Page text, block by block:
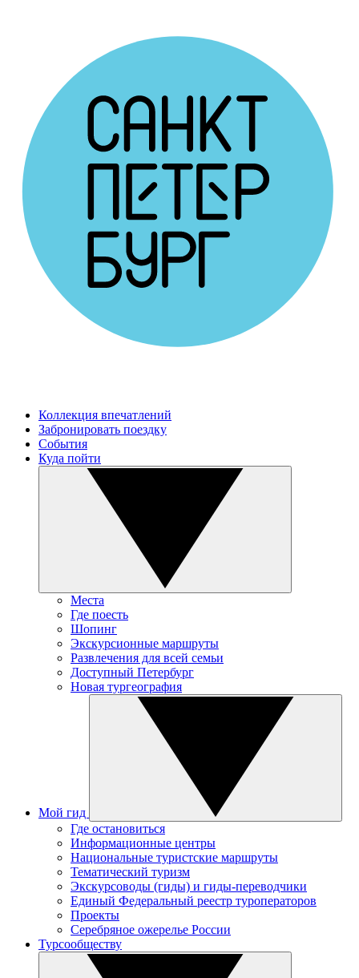
Коллекция впечатлений
Забронировать поездку
События
Куда пойти
Места
Где поесть
Шопинг
Экскурсионные маршруты
Развлечения для всей семьи
Доступный Петербург
Новая тургеография
Мой гид
Где остановиться
Информационные центры
Национальные туристские маршруты
Тематический туризм
Экскурсоводы (гиды) и гиды-переводчики
Единый Федеральный реестр туроператоров
Проекты
Серебряное ожерелье России
Турсообществу